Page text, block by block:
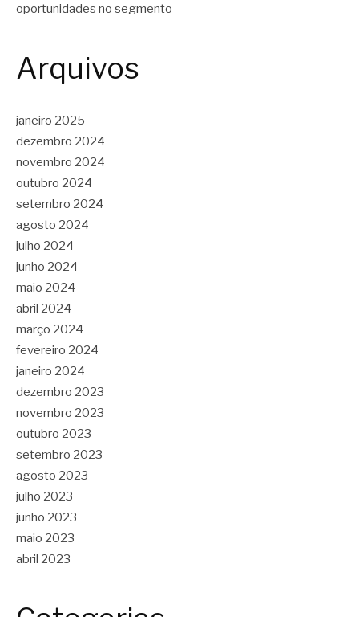
oportunidades no segmento
Arquivos
janeiro 2025
dezembro 2024
novembro 2024
outubro 2024
setembro 2024
agosto 2024
julho 2024
junho 2024
maio 2024
abril 2024
março 2024
fevereiro 2024
janeiro 2024
dezembro 2023
novembro 2023
outubro 2023
setembro 2023
agosto 2023
julho 2023
junho 2023
maio 2023
abril 2023